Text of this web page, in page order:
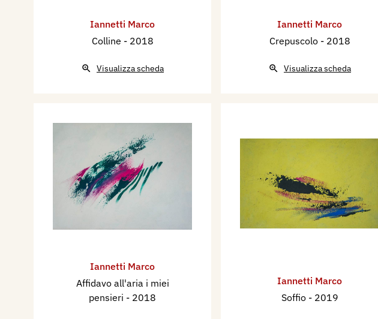
Iannetti Marco
Colline - 2018
Visualizza scheda
Iannetti Marco
Crepuscolo - 2018
Visualizza scheda
Iannetti Marco
Affidavo all'aria i miei
pensieri - 2018
Iannetti Marco
Soffio - 2019